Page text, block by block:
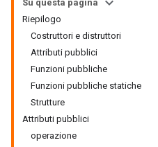
Su questa pagina
Riepilogo
Costruttori e distruttori
Attributi pubblici
Funzioni pubbliche
Funzioni pubbliche statiche
Strutture
Attributi pubblici
operazione